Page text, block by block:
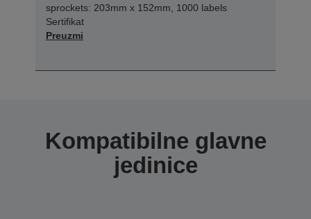
sprockets: 203mm x 152mm, 1000 labels
Sertifikat
Preuzmi
Kompatibilne glavne
jedinice